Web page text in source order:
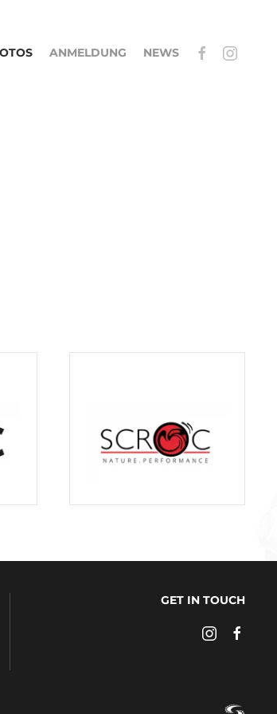
ANMELDUNG NEWS
GET IN TOUCH